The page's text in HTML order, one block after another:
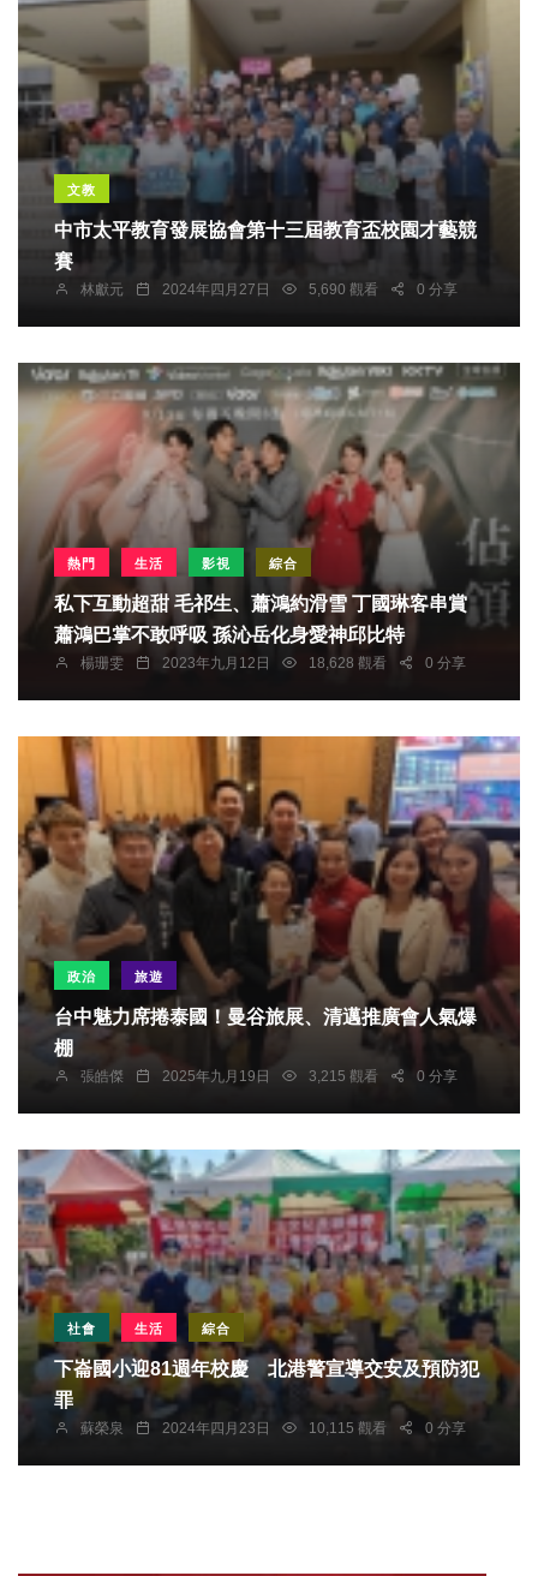
文教
中市太平教育發展協會第十三屆教育盃校園才藝競
賽
林獻元 2024年四月27日 5,690 觀看 0 分享
熱門 生活 影視 綜合
私下互動超甜 毛祁生、蕭鴻約滑雪 丁國琳客串賞
蕭鴻巴掌不敢呼吸 孫沁岳化身愛神邱比特
楊珊雯 2023年九月12日 18,628 觀看 0 分享
政治 旅遊
台中魅力席捲泰國！曼谷旅展、清邁推廣會人氣爆
棚
張皓傑 2025年九月19日 3,215 觀看 0 分享
社會 生活 綜合
下崙國小迎81週年校慶 北港警宣導交安及預防犯
罪
蘇榮泉 2024年四月23日 10,115 觀看 0 分享